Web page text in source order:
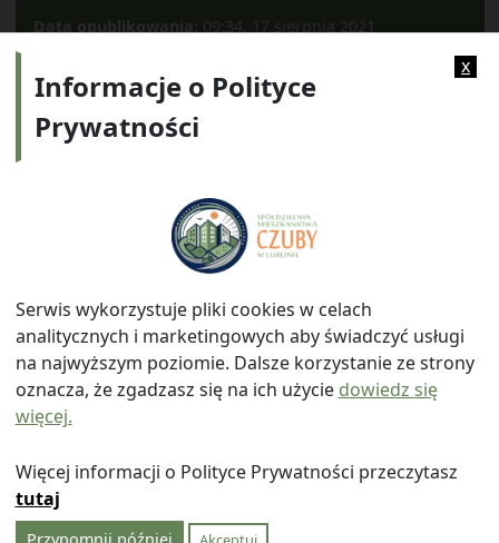
Data opublikowania: 09:34, 17 sierpnia 2021
ul. Watykańska 6, 20-538 Lublin
Telefon: 814641700 E-mail: info@smczuby.pl
© 2026
x
Informacje o Polityce
Prywatności
Serwis wykorzystuje pliki cookies w celach
analitycznych i marketingowych aby świadczyć usługi
na najwyższym poziomie. Dalsze korzystanie ze strony
oznacza, że zgadzasz się na ich użycie dowiedz się
więcej.
Więcej informacji o Polityce Prywatności przeczytasz
tutaj